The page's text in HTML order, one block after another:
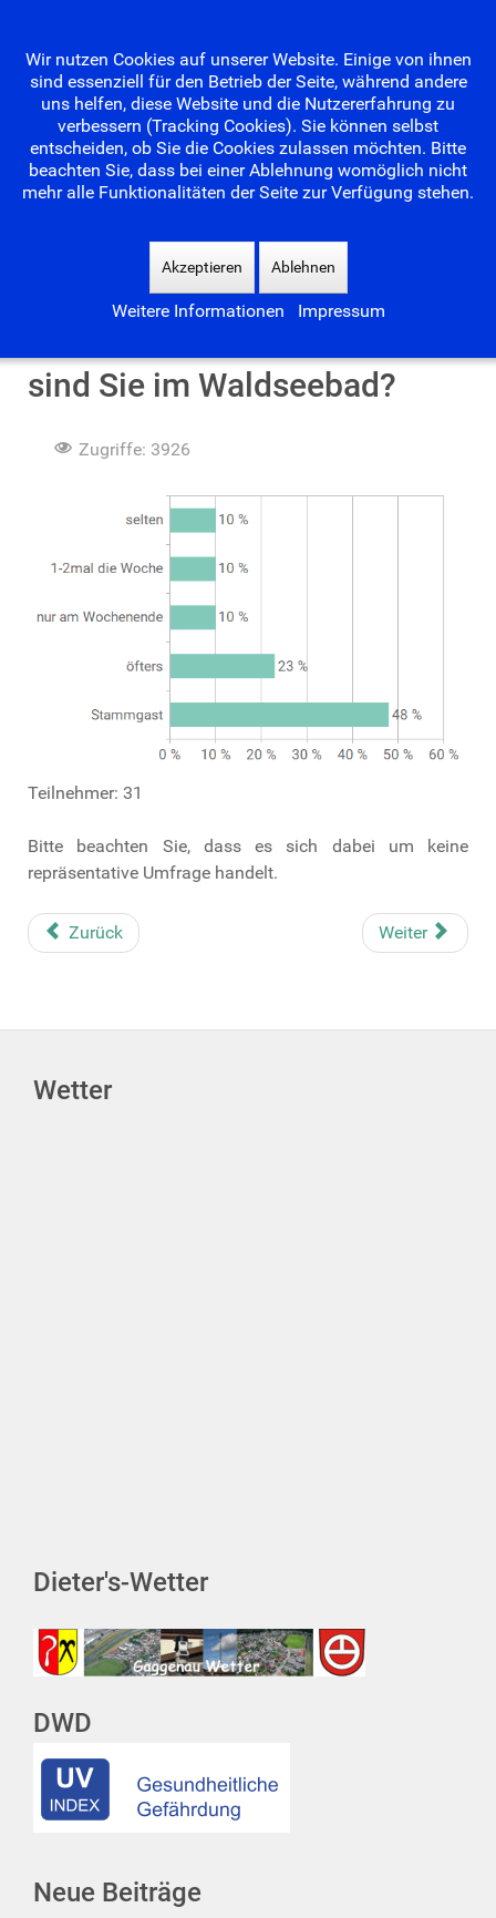
Suchen
sind Sie im Waldseebad?
Zugriffe: 3926
Teilnehmer: 31
Bitte beachten Sie, dass es sich dabei um keine
repräsentative Umfrage handelt.
Zurück Weiter
Wetter
Dieter's-Wetter
DWD
Neue Beiträge
Wir nutzen Cookies auf unserer Website. Einige von ihnen
sind essenziell für den Betrieb der Seite, während andere
uns helfen, diese Website und die Nutzererfahrung zu
verbessern (Tracking Cookies). Sie können selbst
entscheiden, ob Sie die Cookies zulassen möchten. Bitte
beachten Sie, dass bei einer Ablehnung womöglich nicht
mehr alle Funktionalitäten der Seite zur Verfügung stehen.
Akzeptieren Ablehnen
Weitere Informationen Impressum